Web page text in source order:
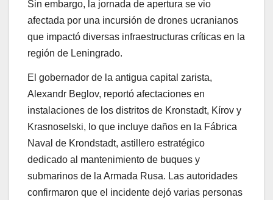
Sin embargo, la jornada de apertura se vio
afectada por una incursión de drones ucranianos
que impactó diversas infraestructuras críticas en la
región de Leningrado.
El gobernador de la antigua capital zarista,
Alexandr Beglov, reportó afectaciones en
instalaciones de los distritos de Kronstadt, Kírov y
Krasnoselski, lo que incluye daños en la Fábrica
Naval de Krondstadt, astillero estratégico
dedicado al mantenimiento de buques y
submarinos de la Armada Rusa. Las autoridades
confirmaron que el incidente dejó varias personas